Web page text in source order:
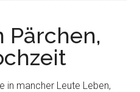
Pärchen,
in mancher Leute Leben,